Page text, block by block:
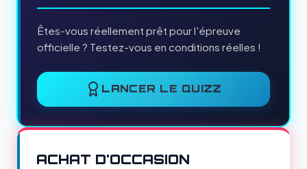
Êtes-vous réellement prêt pour l'épreuve
officielle ? Testez-vous en conditions réelles !
LANCER LE QUIZZ
ACHAT D'OCCASION